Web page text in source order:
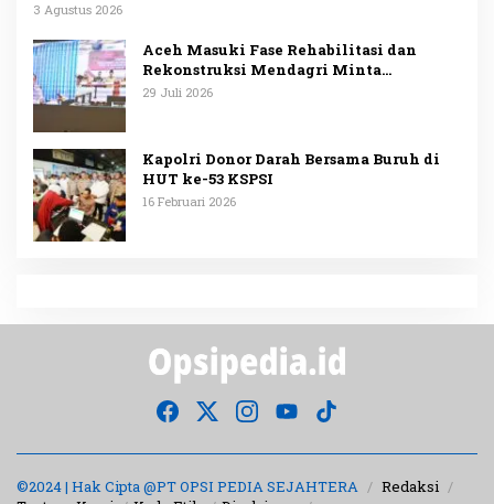
3 Agustus 2026
Aceh Masuki Fase Rehabilitasi dan
Rekonstruksi Mendagri Minta
Penggunaan Anggaran Dipublikasikan
29 Juli 2026
Kapolri Donor Darah Bersama Buruh di
HUT ke-53 KSPSI
16 Februari 2026
©2024 | Hak Cipta @PT OPSI PEDIA SEJAHTERA
Redaksi